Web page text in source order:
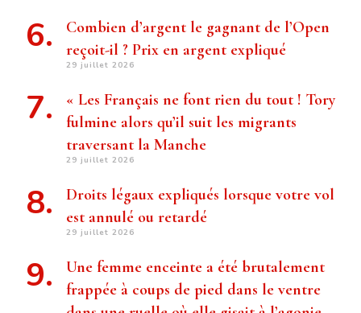
Combien d’argent le gagnant de l’Open
reçoit-il ? Prix ​​en argent expliqué
29 juillet 2026
« Les Français ne font rien du tout ! Tory
fulmine alors qu’il suit les migrants
traversant la Manche
29 juillet 2026
Droits légaux expliqués lorsque votre vol
est annulé ou retardé
29 juillet 2026
Une femme enceinte a été brutalement
frappée à coups de pied dans le ventre